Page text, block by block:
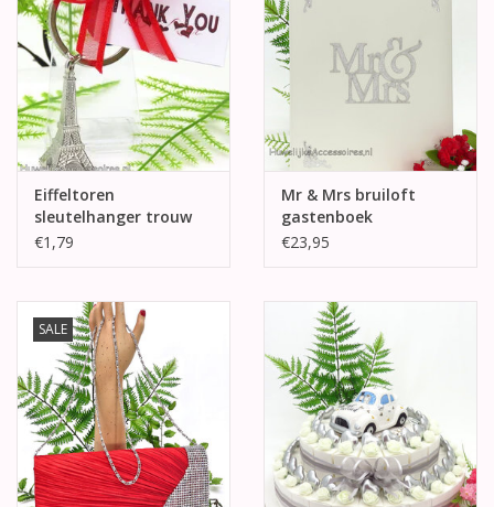
Eiffeltoren
sleutelhanger trouw
bedankjes
€1,79
Mr & Mrs bruiloft
gastenboek
€23,95
SALE